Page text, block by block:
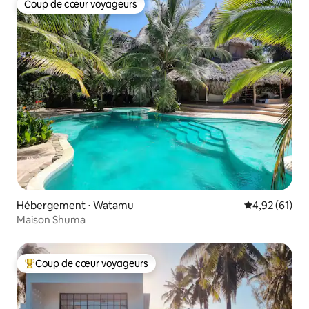
Coup de cœur voyageurs
Coup de cœur voyageurs
Hébergement ⋅ Watamu Évaluation
4,92 (61)
Maison Shuma
Coups de cœur voyageurs les plus appréciés
Coup de cœur voyageurs